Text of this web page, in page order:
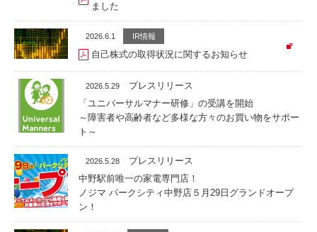
ました
2026.6.1 IR情報
自己株式の取得状況に関するお知らせ
2026.5.29
プレスリリース
「ユニバーサルマナー研修」の受講を開始
～障害者や高齢者など多様な方々のお買い物をサポー
ト～
2026.5.28
プレスリリース
中野駅前唯一の家電専門店！
ノジマ パークシティ中野店５月29日グランドオープ
ン！